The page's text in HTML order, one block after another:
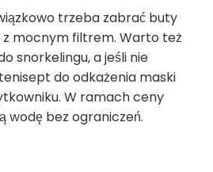
trzeba zabrać buty
z mocnym filtrem. Warto też
snorkelingu, a jeśli nie
do odkażenia maski
W ramach ceny
wodę bez ograniczeń.